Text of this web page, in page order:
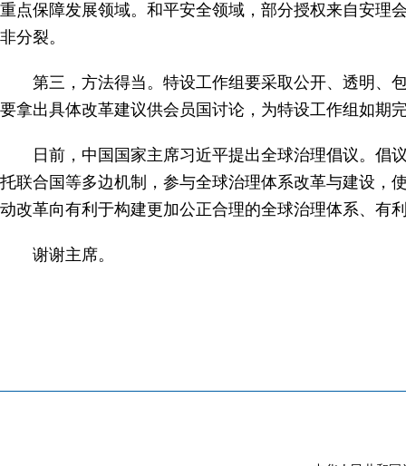
重点保障发展领域。和平安全领域，部分授权来自安理
非分裂。
第三，方法得当。特设工作组要采取公开、透明、
要拿出具体改革建议供会员国讨论，为特设工作组如期
日前，中国国家主席习近平提出全球治理倡议。倡
托联合国等多边机制，参与全球治理体系改革与建设，
动改革向有利于构建更加公正合理的全球治理体系、有
谢谢主席。